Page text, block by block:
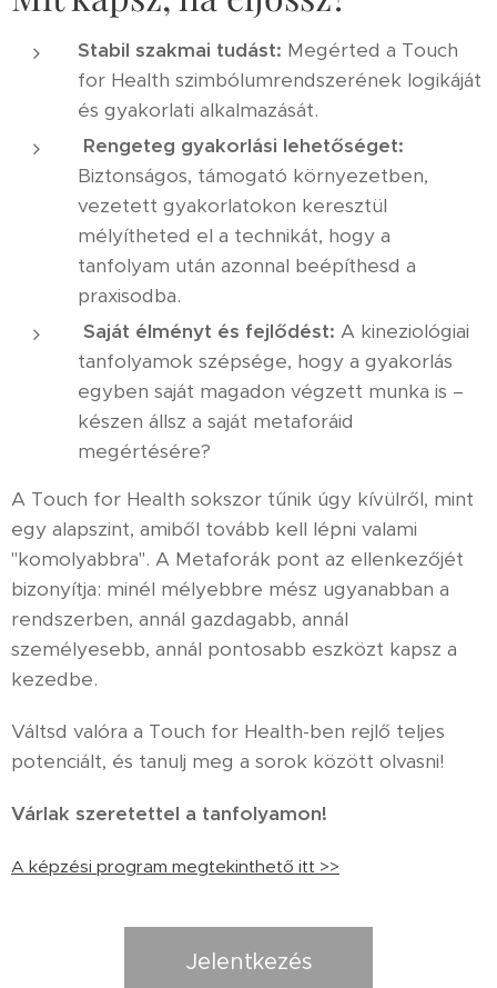
Stabil szakmai tudást: Megérted a Touch
for Health szimbólumrendszerének logikáját
és gyakorlati alkalmazását.
Rengeteg gyakorlási lehetőséget:
Biztonságos, támogató környezetben,
vezetett gyakorlatokon keresztül
mélyítheted el a technikát, hogy a
tanfolyam után azonnal beépíthesd a
praxisodba.
Saját élményt és fejlődést: A kineziológiai
tanfolyamok szépsége, hogy a gyakorlás
egyben saját magadon végzett munka is –
készen állsz a saját metaforáid
megértésére?
A Touch for Health sokszor tűnik úgy kívülről, mint
egy alapszint, amiből tovább kell lépni valami
"komolyabbra". A Metaforák pont az ellenkezőjét
bizonyítja: minél mélyebbre mész ugyanabban a
rendszerben, annál gazdagabb, annál
személyesebb, annál pontosabb eszközt kapsz a
kezedbe.
Váltsd valóra a Touch for Health-ben rejlő teljes
potenciált, és tanulj meg a sorok között olvasni!
Várlak szeretettel a tanfolyamon!
A képzési program megtekinthető itt >>
Jelentkezés